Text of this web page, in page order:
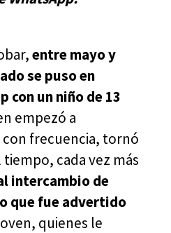
entre mayo y
se puso en
con un niño de 13
empezó a
frecuencia, tornó
cada vez más
intercambio de
que fue advertido
quienes le